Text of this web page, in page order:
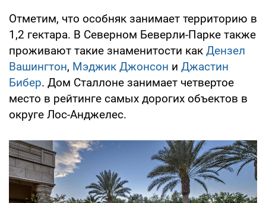
Отметим, что особняк занимает территорию в
1,2 гектара. В Северном Беверли-Парке также
проживают такие знаменитости как Дензел
Вашингтон, Мэджик Джонсон и Джастин
Бибер. Дом Сталлоне занимает четвертое
место в рейтинге самых дорогих объектов в
округе Лос-Анджелес.